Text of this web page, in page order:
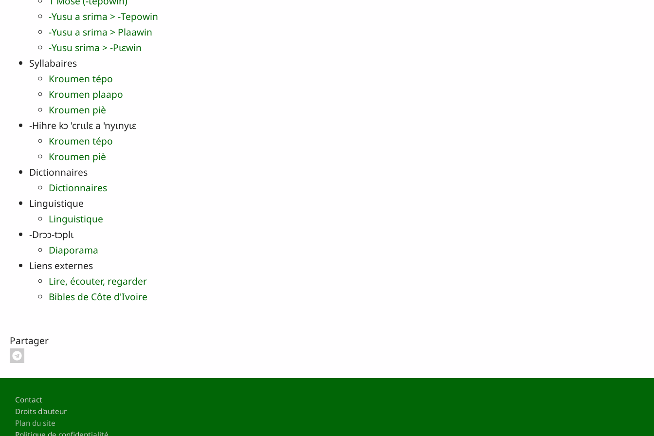
-Yusu a srima > ‑Tepowin
‑Yusu a srima > Plaawin
‑Yusu srima > ‑Pɩɛwin
Syllabaires
Kroumen tépo
Kroumen plaapo
Kroumen piè
‑Hihre kɔ 'crɩɩlɛ a 'nyɩnyɩɛ
Kroumen tépo
Kroumen piè
Dictionnaires
Dictionnaires
Linguistique
Linguistique
‑Drɔɔ‑tɔplɩ
Diaporama
Liens externes
Lire, écouter, regarder
Bibles de Côte d'Ivoire
Partager
Pied de page
Contact
Droits d'auteur
Plan du site